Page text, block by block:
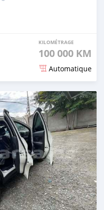
KILOMÉTRAGE
100 000 KM
Automatique